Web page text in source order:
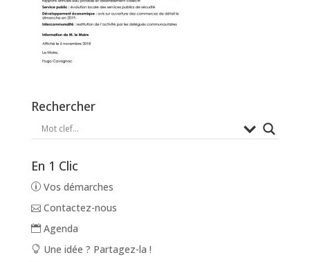
Rechercher
En 1 Clic
Vos démarches
Contactez-nous
Agenda
Une idée ? Partagez-la !